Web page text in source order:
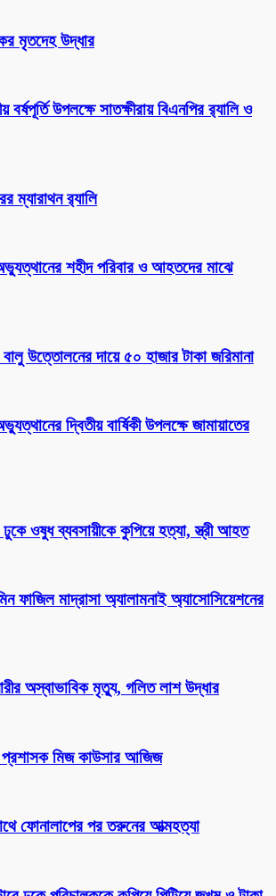
মৃতদেহ উদ্ধার
উপলক্ষে সাতক্ষীরায় বিএনপির র‌্যালি ও
ম্যারাথন র‌্যালি
শহীদ পরিবার ও আহতদের মাঝে
উত্তোলনের দায়ে ৫০ হাজার টাকা জরিমানা
দ্বিতীয় বার্ষিকী উপলক্ষে জামায়াতের
ওষুধ ব্যবসায়ীকে কুপিয়ে হত্যা, স্ত্রী আহত
ফাজিল মাদ্রাসা অ্যালামনাই অ্যাসোসিয়েশনের
অস্বাভাবিক মৃত্যু, গলিত লাশ উদ্ধার
প্রশাসক মিজ কাউসার আজিজ
ফোনালাপের পর তরুনের আত্মহত্যা